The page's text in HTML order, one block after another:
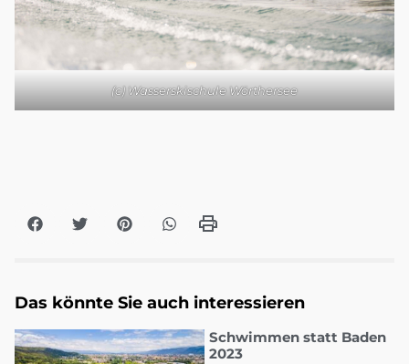
(c) Wasserskischule Wörthersee
Das könnte Sie auch interessieren
Schwimmen statt Baden
2023